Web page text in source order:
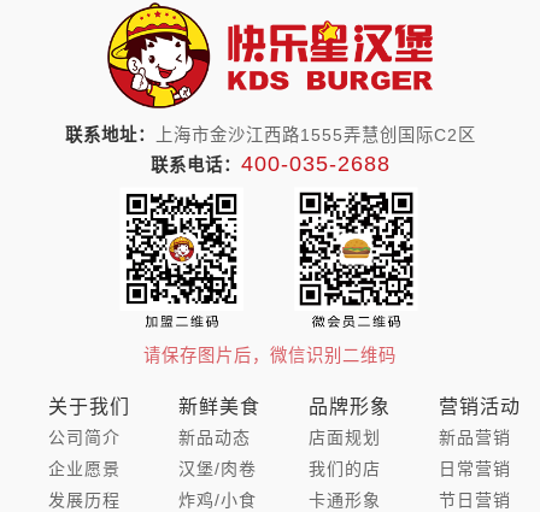
联系地址：
上海市金沙江西路1555弄慧创国际C2区
联系电话： 400-035-2688
请保存图片后，微信识别二维码
关于我们
公司简介
企业愿景
发展历程
新鲜美食
新品动态
汉堡/肉卷
炸鸡/小食
品牌形象
店面规划
我们的店
卡通形象
营销活动
新品营销
日常营销
节日营销